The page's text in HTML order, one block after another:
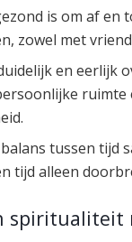
is om af en
zowel met
en eerlijk
ruimte
tussen tijd
tijd alleen
spiritualiteit